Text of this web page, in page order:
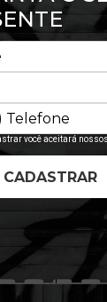
Poliéster
G